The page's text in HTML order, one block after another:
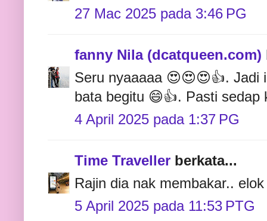
27 Mac 2025 pada 3:46 PG
fanny Nila (dcatqueen.com)
Seru nyaaaaa 😍😍😍👍. Jadi
bata begitu 😄👍. Pasti sedap
4 April 2025 pada 1:37 PG
Time Traveller berkata...
Rajin dia nak membakar..
5 April 2025 pada 11:53 PTG